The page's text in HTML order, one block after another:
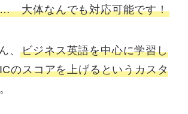
大体なんでも対応可能です！
、ビジネス英語を中心に学習し
のスコアを上げるというカスタ